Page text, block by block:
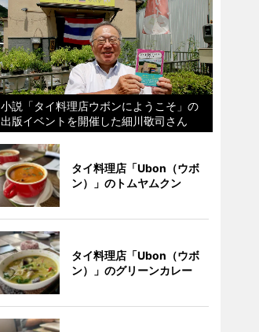
小説「タイ料理店ウボンにようこそ」の
出版イベントを開催した細川敬司さん
タイ料理店「Ubon（ウボ
ン）」のトムヤムクン
タイ料理店「Ubon（ウボ
ン）」のグリーンカレー